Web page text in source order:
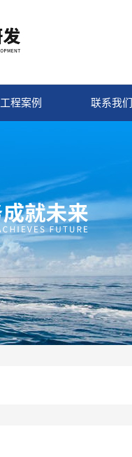
工程案例 联系我们